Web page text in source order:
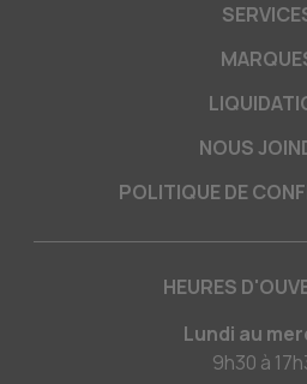
NOUS
POLITIQUE DE
HEURES
Lundi au
9h30 à